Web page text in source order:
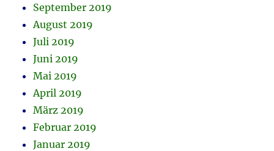
September 2019
August 2019
Juli 2019
Juni 2019
Mai 2019
April 2019
März 2019
Februar 2019
Januar 2019